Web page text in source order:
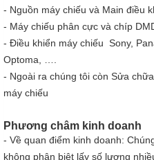
- Nguồn máy chiếu và Main điều
- Máy chiếu phân cực và chíp
- Điều khiển máy chiếu Sony,
Optoma, ….
- Ngoài ra chúng tôi còn Sửa
máy chiếu
Phương châm kinh doanh
- Về quan điểm kinh doanh:
không phân biệt lấy số lượng